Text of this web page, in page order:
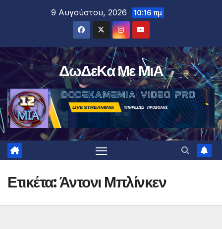
9 Αυγούστου, 2026 10:16 πμ
ΔωΔεΚα Με ΜιΑ
Ετικέτα:Άντονι Μπλίνκεν